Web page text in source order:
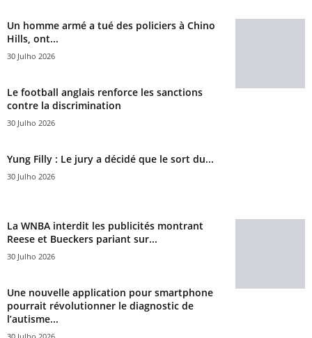
Un homme armé a tué des policiers à Chino
Hills, ont...
30 Julho 2026
Le football anglais renforce les sanctions
contre la discrimination
30 Julho 2026
Yung Filly : Le jury a décidé que le sort du...
30 Julho 2026
La WNBA interdit les publicités montrant
Reese et Bueckers pariant sur...
30 Julho 2026
Une nouvelle application pour smartphone
pourrait révolutionner le diagnostic de
l’autisme...